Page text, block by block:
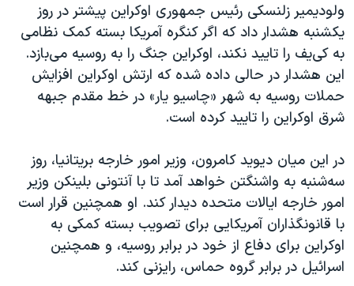
ولودیمیر زلنسکی رئیس جمهوری اوکراین پیشتر در روز
یکشنبه هشدار داد که اگر کنگره آمریکا بسته کمک نظامی
به کی‌یف را تایید نکند، اوکراین جنگ را به روسیه می‌بازد.
این هشدار در حالی داده شده که ارتش اوکراین افزایش
حملات روسیه به شهر «چاسیو یار» در خط مقدم جبهه
شرق اوکراین را تایید کرده است.
در این میان دیوید کامرون، وزیر امور خارجه بریتانیا، روز
سه‌شنبه به واشنگتن خواهد آمد تا با آنتونی بلینکن وزیر
امور خارجه ایالات متحده دیدار کند. او همچنین قرار است
با قانونگذاران آمریکایی برای تصویب بسته کمکی به
اوکراین برای دفاع از خود در برابر روسیه، و همچنین
اسرائیل در برابر گروه حماس، رایزنی کند.